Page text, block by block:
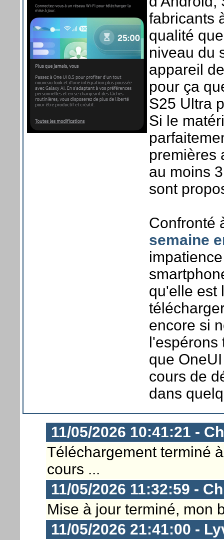
fabricants
qualité
niveau du
appareil
pour ça
S25 Ultra
Si le
premières
au moins
sont
Confronté
semaine
qu'elle est
encore si
l'espérons
que
cours de
dans
11/05/2026 10:41:21 -
Téléchargement terminé
cours ...
11/05/2026 11:32:59 -
Mise à jour terminé, mon
11/05/2026 21:41:00 -